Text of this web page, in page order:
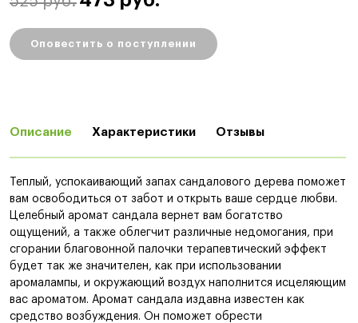
Оповестить о поступлении
Описание Характеристики Отзывы
Теплый, успокаивающий запах сандалового дерева поможет
вам освободиться от забот и открыть ваше сердце любви.
Целебный аромат сандала вернет вам богатство
ощущений, а также облегчит различные недомогания, при
сгорании благовонной палочки терапевтический эффект
будет так же значителен, как при использовании
аромалампы, и окружающий воздух наполнится исцеляющим
вас ароматом. Аромат сандала издавна известен как
средство возбуждения. Он поможет обрести